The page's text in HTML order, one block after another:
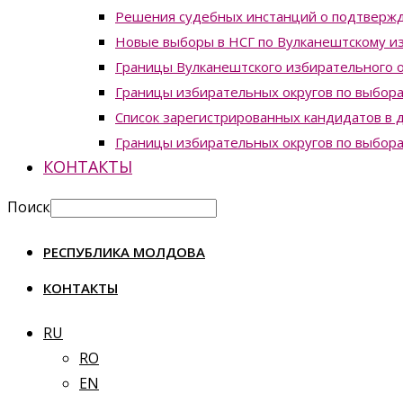
Решения судебных инстанций о
Новые выборы в НСГ по Вулканештскому
Границы Вулканештского
Границы избирательных округов по
Список зарегистрированных кандидатов
Границы избирательных округов по
КОНТАКТЫ
Поиск
РЕСПУБЛИКА МОЛДОВА
КОНТАКТЫ
RU
RO
EN